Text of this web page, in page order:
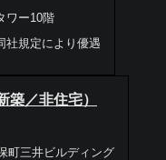
ワー10階
社規定により優遇
築／非住宅）
町三井ビルディング